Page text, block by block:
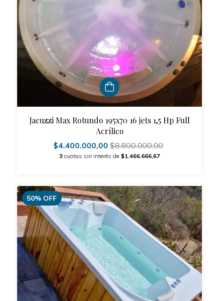
Jacuzzi Max Rotundo 195x70 16 jets 1,5 Hp Full
Acrílico
$4.400.000,00 $8.800.000,00
3 cuotas sin interés de $1.466.666,67
50% OFF